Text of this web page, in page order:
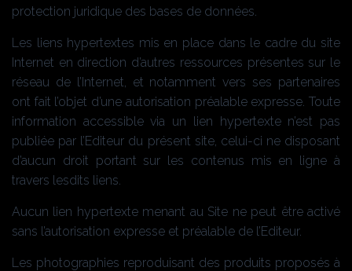
protection juridique des bases de données.
Les liens hypertextes mis en place dans le cadre du site
Internet en direction d’autres ressources présentes sur le
réseau de l’Internet, et notamment vers ses partenaires
ont fait l’objet d’une autorisation préalable expresse. Toute
information accessible via un lien hypertexte n’est pas
publiée par l’Editeur du présent site, celui-ci ne disposant
d’aucun droit portant sur les contenus mis en ligne à
travers lesdits liens.
Aucun lien hypertexte menant au Site ne peut être activé
sans l’autorisation expresse et préalable de l’Editeur.
Les photographies reproduisant des produits proposés à